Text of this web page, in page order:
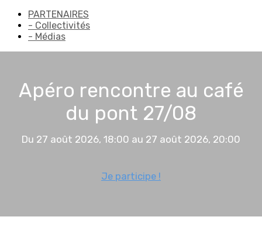
PARTENAIRES
- Collectivités
- Médias
Apéro rencontre au café
du pont 27/08
Du 27 août 2026, 18:00 au 27 août 2026, 20:00
Je participe !